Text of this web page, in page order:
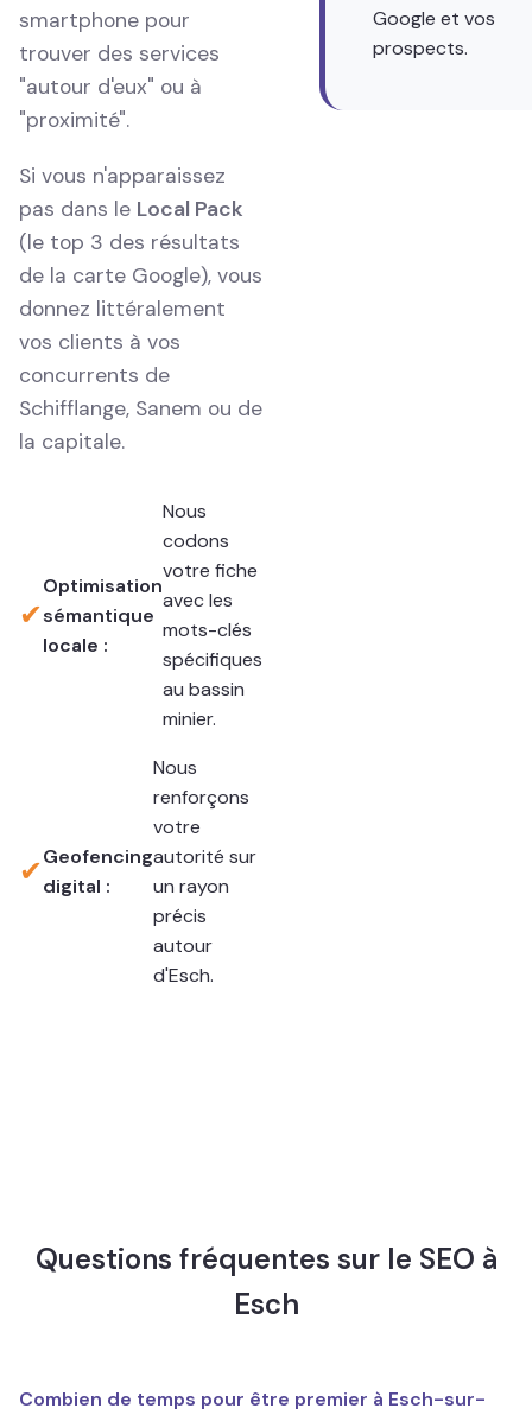
smartphone pour
trouver des services
"autour d'eux" ou à
"proximité".
Si vous n'apparaissez
pas dans le Local Pack
(le top 3 des résultats
de la carte Google), vous
donnez littéralement
vos clients à vos
concurrents de
Schifflange, Sanem ou de
la capitale.
✔
Optimisation
sémantique
locale :
Nous
codons
votre fiche
avec les
mots-clés
spécifiques
au bassin
minier.
✔Geofencing
digital :
Nous
renforçons
votre
autorité sur
un rayon
précis
autour
d'Esch.
Google et vos
prospects.
Questions fréquentes sur le SEO à
Esch
Combien de temps pour être premier à Esch-sur-